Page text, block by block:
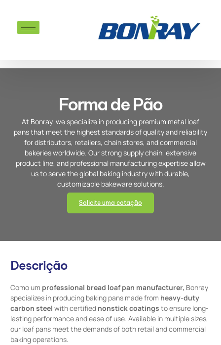
Forma de Pão
At Bonray, we specialize in producing premium metal loaf
pans that meet the highest standards of quality and reliability
for distributors, retailers, chain stores, and commercial
bakeries worldwide. Our strong supply chain, extensive
product line, and professional manufacturing expertise allow
us to serve the global baking industry with durable,
customizable bakeware solutions.
Solicite uma cotação
Descrição
Como um professional bread loaf pan manufacturer, Bonray
specializes in producing baking pans made from heavy-duty
carbon steel with certified nonstick coatings to ensure long-
lasting performance and ease of use. Available in multiple sizes,
our loaf pans meet the demands of both retail and commercial
baking operations.